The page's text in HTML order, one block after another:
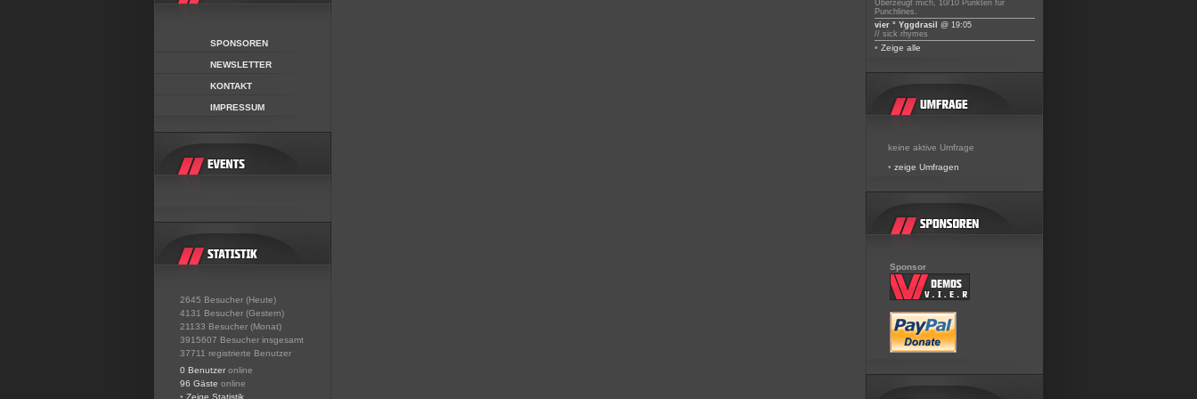
SPONSOREN
NEWSLETTER
KONTAKT
IMPRESSUM
2645 Besucher (Heute)
4131 Besucher (Gestern)
21133 Besucher (Monat)
3915607 Besucher insgesamt
37711 registrierte Benutzer
0 Benutzer online
96 Gäste online
• Zeige Statistik
Überzeugt mich, 10/10 Punkten für
Punchlines.
vier ° Yggdrasil
@ 19:05
// sick rhymes
• Zeige alle
keine aktive Umfrage
• zeige Umfragen
Sponsor